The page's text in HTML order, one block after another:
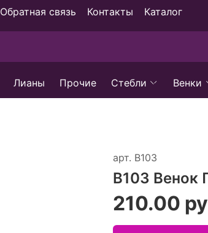
Обратная связь Контакты Каталог
Лианы Прочие Стебли Венки
арт. В103
В103 Венок
210.00